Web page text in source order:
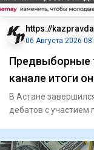
https://
06 Августа 2026
Предвыборные
канале итоги
В Астане
дебатов с участием